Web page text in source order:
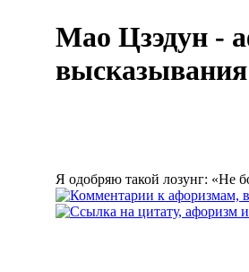
Мао Цзэдун -
Я одобряю такой лозунг: «Не